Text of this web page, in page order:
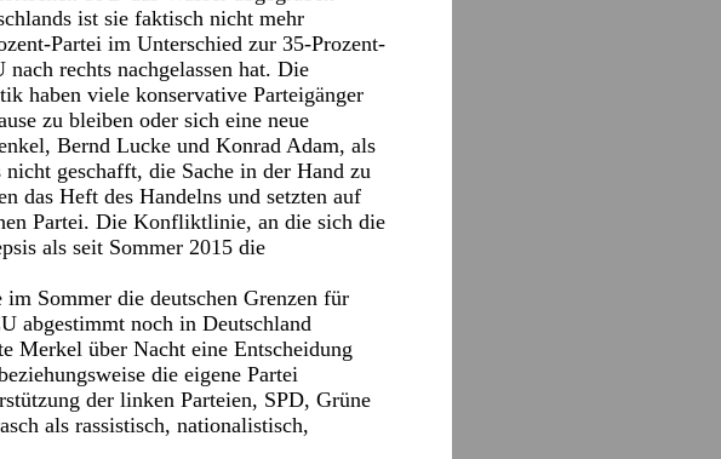
ist sie faktisch nicht mehr
Partei im Unterschied zur 35-Prozent-
rechts nachgelassen hat. Die
haben viele konservative Parteigänger
zu bleiben oder sich eine neue
Bernd Lucke und Konrad Adam, als
geschafft, die Sache in der Hand zu
das Heft des Handelns und setzten auf
Partei. Die Konfliktlinie, an die sich die
als seit Sommer 2015 die
Sommer die deutschen Grenzen für
abgestimmt noch in Deutschland
Merkel über Nacht eine Entscheidung
die eigene Partei
der linken Parteien, SPD, Grüne
als rassistisch, nationalistisch,